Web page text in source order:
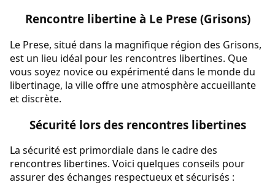
Rencontre libertine à Le Prese (Grisons)
Le Prese, situé dans la magnifique région des Grisons,
est un lieu idéal pour les rencontres libertines. Que
vous soyez novice ou expérimenté dans le monde du
libertinage, la ville offre une atmosphère accueillante
et discrète.
Sécurité lors des rencontres libertines
La sécurité est primordiale dans le cadre des
rencontres libertines. Voici quelques conseils pour
assurer des échanges respectueux et sécurisés :